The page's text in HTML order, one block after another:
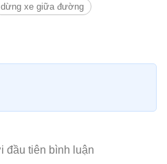
dừng xe giữa đường